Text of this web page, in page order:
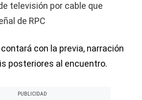
televisión por cable que
de RPC
con la previa, narración
posteriores al encuentro.